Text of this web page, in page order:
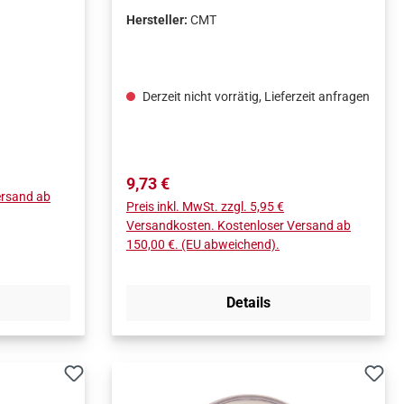
im
ab
Hersteller: CMT
Derzeit nicht vorrätig, Lieferzeit anfragen
Regulärer Preis:
9,73 €
Preis inkl. MwSt. zzgl. 5,95 €
Versandkosten. Kostenloser Versand ab
150,00 €. (EU abweichend).
Details